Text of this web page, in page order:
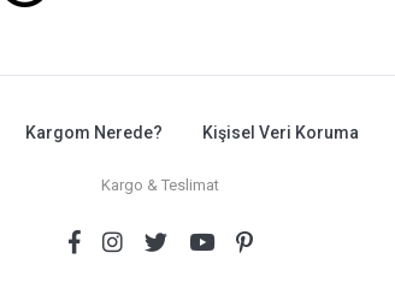
Kargom Nerede? Kişisel Veri Koruma
Kargo & Teslimat